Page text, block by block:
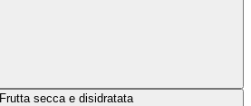
Frutta secca e disidratata